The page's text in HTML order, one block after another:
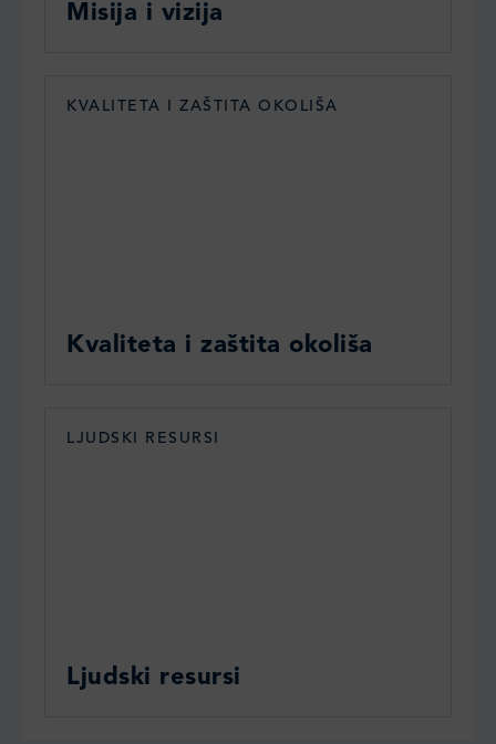
Misija i vizija
KVALITETA I ZAŠTITA OKOLIŠA
Kvaliteta i zaštita okoliša
LJUDSKI RESURSI
Ljudski resursi